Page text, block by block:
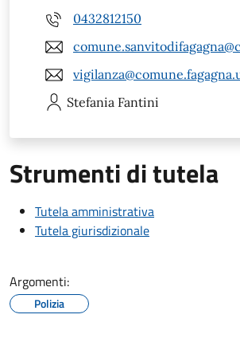
0432812150
Stefania Fantini
Strumenti di tutela
Tutela amministrativa
Tutela giurisdizionale
Argomenti:
Polizia